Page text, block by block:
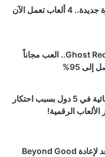
محاكي PS5 يحقق قفزة جديدة.. 4 ألعاب تعمل الآن
أفضل وقت لعشاق Ghost Recon.. العب مجاناً
95%
سوني تواجه دعاوى قضائية في 5 دول بسبب احتكار
الرقمية!
إشاعة: يوبيسوفت تستعد لإعادة Beyond Good